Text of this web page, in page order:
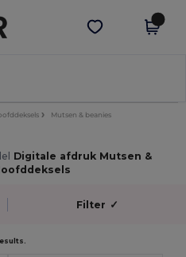
Download app
Mutsen & beanies
Digitale afdruk Mutsen &
Filter ✓